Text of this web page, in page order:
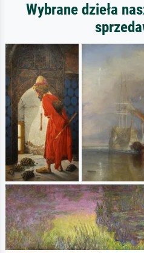
Wybrane dzieła